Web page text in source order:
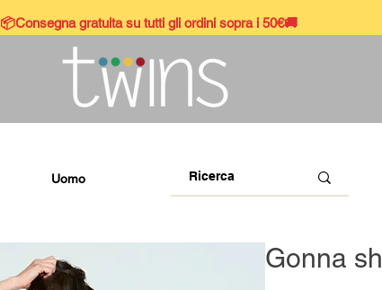
📦Consegna gratuita su tutti gli ordini sopra i 50€🚚
Uomo
Gonna